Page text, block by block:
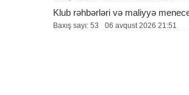
Klub rəhbərləri və maliyyə
Baxış sayı: 53 06 avqust 2026 21:51